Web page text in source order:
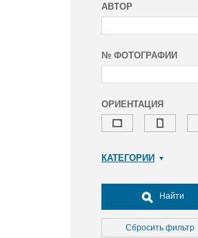
АВТОР
№ ФОТОГРАФИИ
ОРИЕНТАЦИЯ
КАТЕГОРИИ
Досуг, туризм и отдых
Культура
Медицина
Найти
Сбросить фильтр